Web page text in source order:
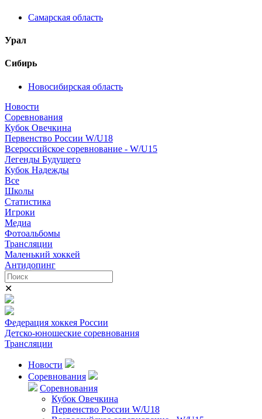
Самарская область
Урал
Сибирь
Новосибирская область
Новости
Соревнования
Кубок Овечкина
Первенство России W/U18
Всероссийское соревнование - W/U15
Легенды Будущего
Кубок Надежды
Все
Школы
Статистика
Игроки
Медиа
Фотоальбомы
Трансляции
Маленький хоккей
Антидопинг
✕
Федерация хоккея России
Детско-юношеские соревнования
Трансляции
Новости
Соревнования
Соревнования
Кубок Овечкина
Первенство России W/U18